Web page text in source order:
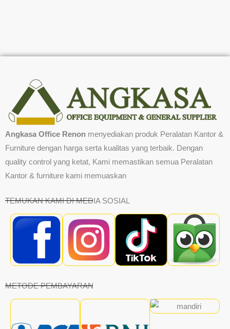
Angkasa Office Renon menyediakan produk Peralatan Kantor &
Furniture dengan harga serta kualitas yang terbaik. Dengan
quality control yang ketat, Kami memastikan semua Peralatan
Kantor & furniture kami memuaskan
TEMUKAN KAMI DI MEDIA SOSIAL
METODE PEMBAYARAN